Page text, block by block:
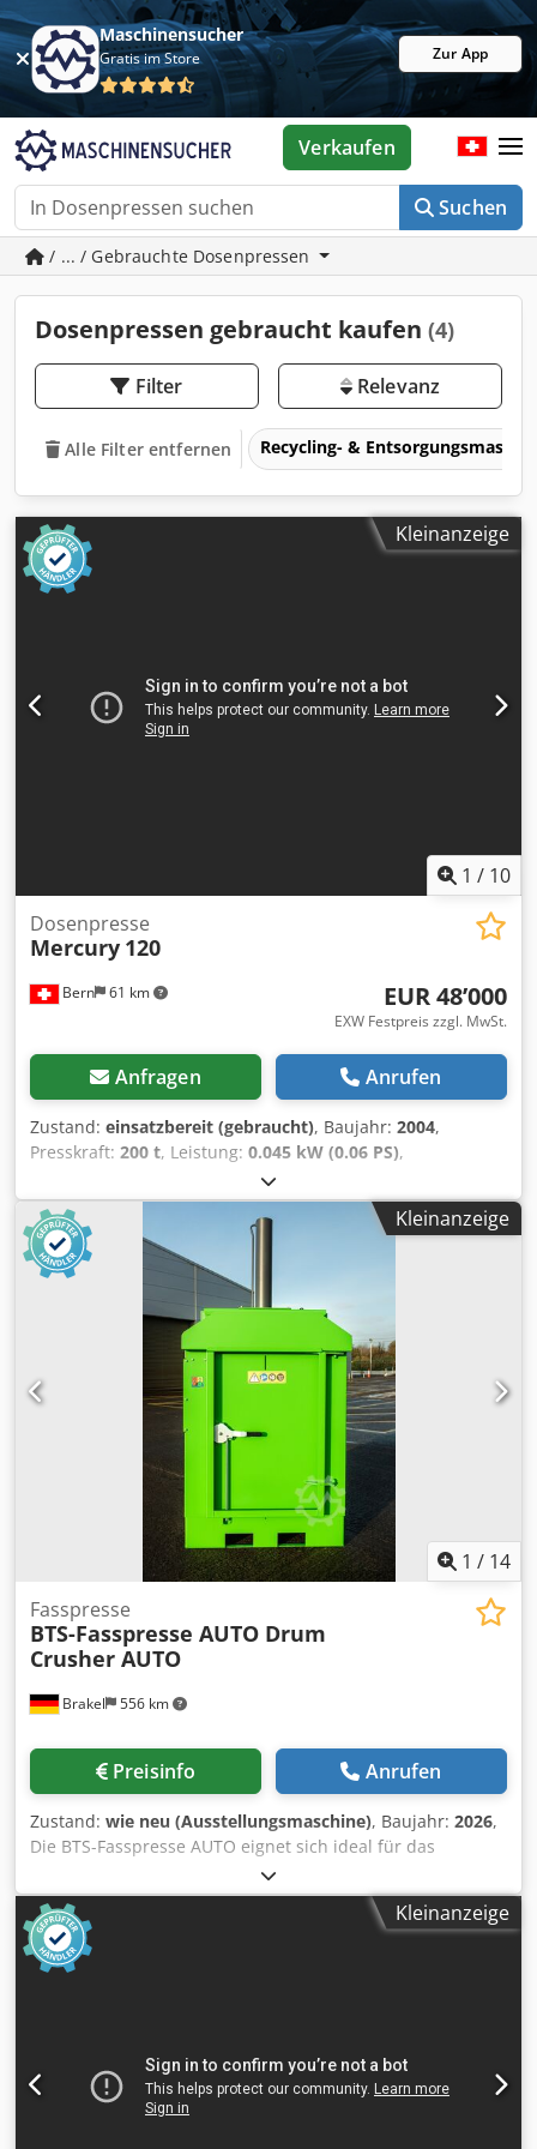
Maschinensucher
Gratis im Store Zur App
Suchen
Verkaufen
/ ... / Gebrauchte Dosenpressen
Dosenpressen gebraucht kaufen (4)
Filter Relevanz
Alle Filter entfernen Recycling- &
Kleinanzeige
1 / 10
Bern 61 km
Dosenpresse
Mercury 120
EUR 48’000
EXW Festpreis zzgl. MwSt.
Anfragen Anrufen
Zustand: einsatzbereit (gebraucht), Baujahr: 2004,
Presskraft: 200 t, Leistung: 0.045 kW (0.06 PS),
Paketierpresse 30x30 Mercury 120 Baujahr 2004 ab sofort
abholbereit in 8000 Zürich, Schweiz Csdpfx Aksttat Ajwoha
Gewicht: 11 t Presse ist Einsatzbereit und sofort verfügbar
Kleinanzeige
1 / 14
Brakel 556 km
Fasspresse
BTS-Fasspresse AUTO Drum
Crusher AUTO
Preisinfo Anrufen
Zustand: wie neu (Ausstellungsmaschine), Baujahr: 2026,
Die BTS-Fasspresse AUTO eignet sich ideal für das
Komprimieren von 30 bis 220 Ltr. Stahl-Fässer, aber auch
Kunststoff- und Karton-Fässer lassen sich mit ihr sehr
einfach verpressen. In vielen Fällen lässt sich dieser
verpresste Wertstoff anschließend sogar wieder
vermarkten. Die Fasspresse zeichnet sich besonders durch
Ihren Entsorgungskosten und führen das Material wieder
ordnungsgemäß dem Wertstoffkreislauf zu. Presskraft: 24
Tonnen Maschinenmaße: 2587 H x 1190 B x 1000 T mm
Kleinanzeige